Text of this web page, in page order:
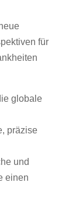
für
globale
präzise
und
einen